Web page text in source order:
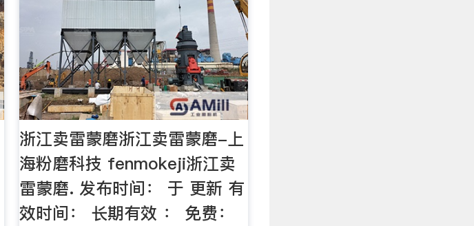
浙江卖雷蒙磨浙江卖雷蒙磨-上
海粉磨科技 fenmokeji浙江卖
雷蒙磨. 发布时间： 于 更新 有
效时间： 长期有效 ： 免费：